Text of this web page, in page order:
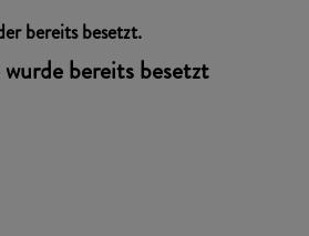
bereits besetzt.
bereits besetzt